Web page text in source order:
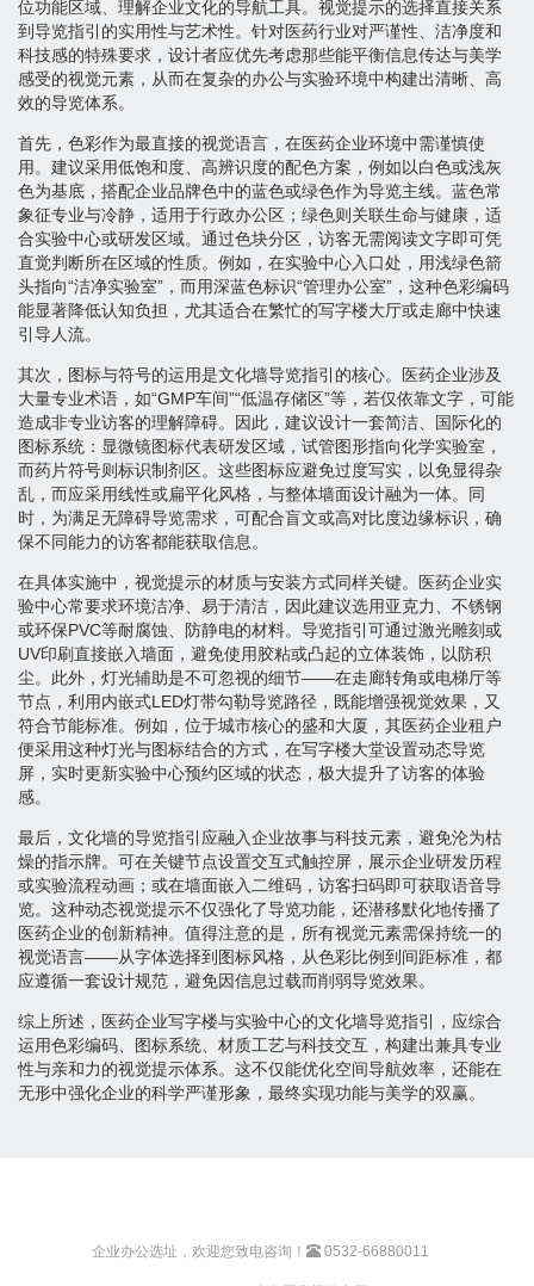
位功能区域、理解企业文化的导航工具。视觉提示的选择直接关系
到导览指引的实用性与艺术性。针对医药行业对严谨性、洁净度和
科技感的特殊要求，设计者应优先考虑那些能平衡信息传达与美学
感受的视觉元素，从而在复杂的办公与实验环境中构建出清晰、高
效的导览体系。
首先，色彩作为最直接的视觉语言，在医药企业环境中需谨慎使
用。建议采用低饱和度、高辨识度的配色方案，例如以白色或浅灰
色为基底，搭配企业品牌色中的蓝色或绿色作为导览主线。蓝色常
象征专业与冷静，适用于行政办公区；绿色则关联生命与健康，适
合实验中心或研发区域。通过色块分区，访客无需阅读文字即可凭
直觉判断所在区域的性质。例如，在实验中心入口处，用浅绿色箭
头指向“洁净实验室”，而用深蓝色标识“管理办公室”，这种色彩编码
能显著降低认知负担，尤其适合在繁忙的写字楼大厅或走廊中快速
引导人流。
其次，图标与符号的运用是文化墙导览指引的核心。医药企业涉及
大量专业术语，如“GMP车间”“低温存储区”等，若仅依靠文字，可能
造成非专业访客的理解障碍。因此，建议设计一套简洁、国际化的
图标系统：显微镜图标代表研发区域，试管图形指向化学实验室，
而药片符号则标识制剂区。这些图标应避免过度写实，以免显得杂
乱，而应采用线性或扁平化风格，与整体墙面设计融为一体。同
时，为满足无障碍导览需求，可配合盲文或高对比度边缘标识，确
保不同能力的访客都能获取信息。
在具体实施中，视觉提示的材质与安装方式同样关键。医药企业实
验中心常要求环境洁净、易于清洁，因此建议选用亚克力、不锈钢
或环保PVC等耐腐蚀、防静电的材料。导览指引可通过激光雕刻或
UV印刷直接嵌入墙面，避免使用胶粘或凸起的立体装饰，以防积
尘。此外，灯光辅助是不可忽视的细节——在走廊转角或电梯厅等
节点，利用内嵌式LED灯带勾勒导览路径，既能增强视觉效果，又
符合节能标准。例如，位于城市核心的盛和大厦，其医药企业租户
便采用这种灯光与图标结合的方式，在写字楼大堂设置动态导览
屏，实时更新实验中心预约区域的状态，极大提升了访客的体验
感。
最后，文化墙的导览指引应融入企业故事与科技元素，避免沦为枯
燥的指示牌。可在关键节点设置交互式触控屏，展示企业研发历程
或实验流程动画；或在墙面嵌入二维码，访客扫码即可获取语音导
览。这种动态视觉提示不仅强化了导览功能，还潜移默化地传播了
医药企业的创新精神。值得注意的是，所有视觉元素需保持统一的
视觉语言——从字体选择到图标风格，从色彩比例到间距标准，都
应遵循一套设计规范，避免因信息过载而削弱导览效果。
综上所述，医药企业写字楼与实验中心的文化墙导览指引，应综合
运用色彩编码、图标系统、材质工艺与科技交互，构建出兼具专业
性与亲和力的视觉提示体系。这不仅能优化空间导航效率，还能在
无形中强化企业的科学严谨形象，最终实现功能与美学的双赢。
企业办公选址，欢迎您致电咨询！ 0532-66880011